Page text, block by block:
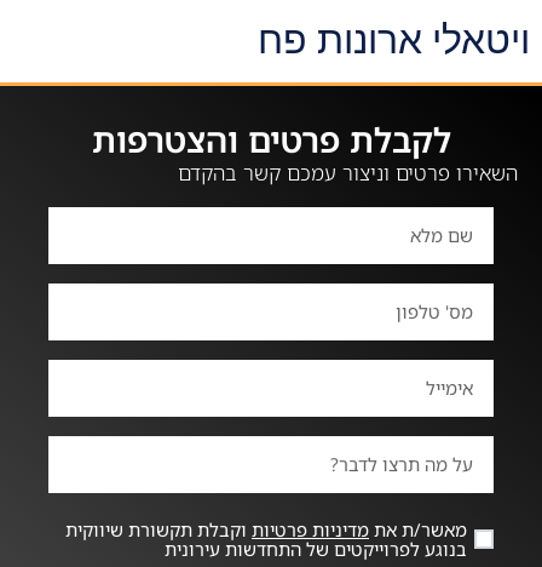
ויטאלי ארונות פח
לקבלת פרטים והצטרפות
השאירו פרטים וניצור עמכם קשר בהקדם
מאשר/ת את מדיניות פרטיות וקבלת תקשורת שיווקית
בנוגע לפרוייקטים של התחדשות עירונית